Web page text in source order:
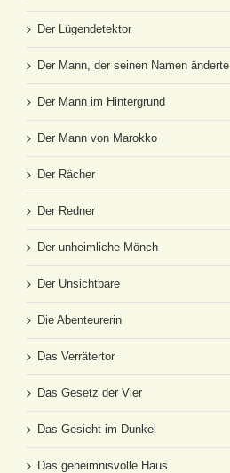
Der Lügendetektor
Der Mann, der seinen Namen änderte
Der Mann im Hintergrund
Der Mann von Marokko
Der Rächer
Der Redner
Der unheimliche Mönch
Der Unsichtbare
Die Abenteurerin
Das Verrätertor
Das Gesetz der Vier
Das Gesicht im Dunkel
Das geheimnisvolle Haus